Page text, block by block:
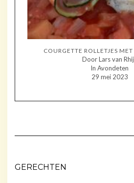
COURGETTE ROLLETJES
Door Lars van
In Avondeten
29 mei 2023
GERECHTEN